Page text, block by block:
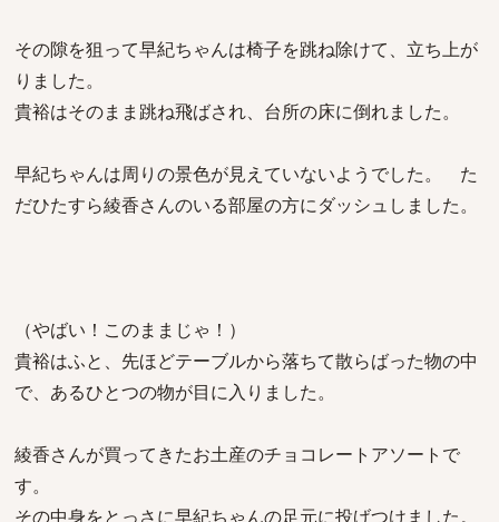
その隙を狙って早紀ちゃんは椅子を跳ね除けて、立ち上が
りました。
貴裕はそのまま跳ね飛ばされ、台所の床に倒れました。
早紀ちゃんは周りの景色が見えていないようでした。 た
だひたすら綾香さんのいる部屋の方にダッシュしました。
（やばい！このままじゃ！）
貴裕はふと、先ほどテーブルから落ちて散らばった物の中
で、あるひとつの物が目に入りました。
綾香さんが買ってきたお土産のチョコレートアソートで
す。
その中身をとっさに早紀ちゃんの足元に投げつけました。